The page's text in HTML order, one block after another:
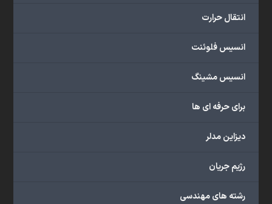
انتقال حرارت
انسیس فلوئنت
انسیس مشینگ
برای حرفه ای ها
دیزاین مدلر
رژیم جریان
رشته های مهندسی
محاسباتی
برخوردار
مجموعه
خدمات
را
اهداف
پژوهشی،